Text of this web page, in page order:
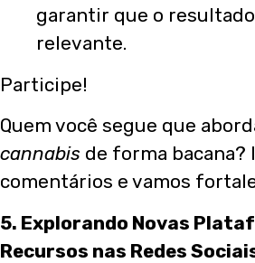
garantir que o
relevante.
Participe!
Quem você segue que
cannabis de forma bacana?
comentários e vamos
5. Explorando Novas
Recursos nas Redes